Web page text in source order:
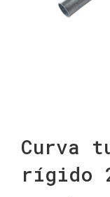
Curva
rígido